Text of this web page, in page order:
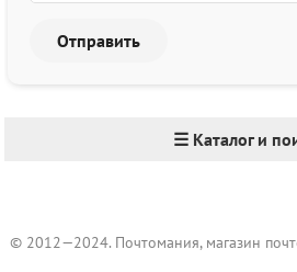
☰ Каталог и
© 2012—2024. Почтомания, магазин